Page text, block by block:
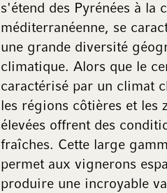
s'étend des Pyrénées à la
méditerranéenne, se
une grande diversité
climatique. Alors que le
caractérisé par un climat
les régions côtières et les
élevées offrent des
fraîches. Cette large
permet aux vignerons
produire une incroyable